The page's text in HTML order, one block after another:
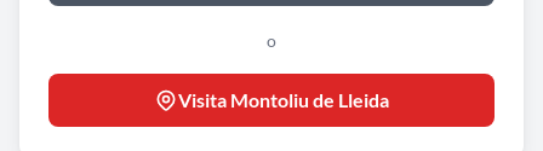
o
Visita Montoliu de Lleida